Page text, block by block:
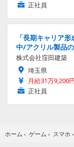
正社員
「長期キャリア
中/アクリル製品
株式会社窪田建築
埼玉県
月給31万9,200
正社員
ホーム › ゲーム › スマホ ›